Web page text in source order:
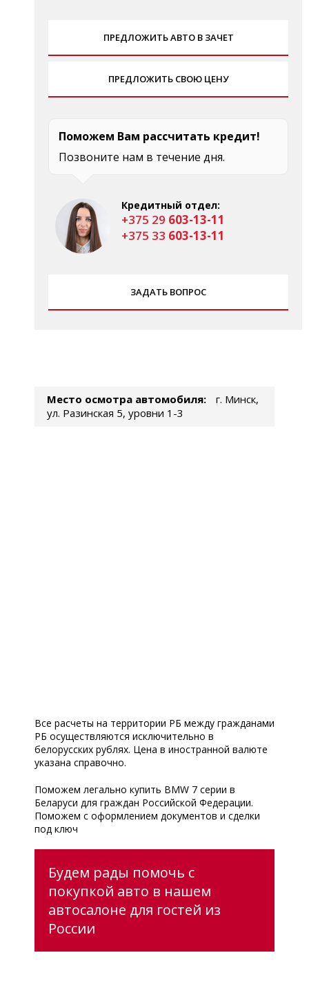
ПРЕДЛОЖИТЬ АВТО В ЗАЧЕТ
ПРЕДЛОЖИТЬ СВОЮ ЦЕНУ
Поможем Вам рассчитать кредит!
Позвоните нам в течение дня.
Кредитный отдел:
+375 29 603-13-11
+375 33 603-13-11
ЗАДАТЬ ВОПРОС
Место осмотра автомобиля:
г. Минск,
ул. Разинская 5, уровни 1-3
Все расчеты на территории РБ между гражданами
РБ осуществляются исключительно в
белорусских рублях. Цена в иностранной валюте
указана справочно.
Поможем легально купить BMW 7 серии в
Беларуси для граждан Российской Федерации.
Поможем с оформлением документов и сделки
под ключ
Будем рады помочь с
покупкой авто в нашем
автосалоне для гостей из
России